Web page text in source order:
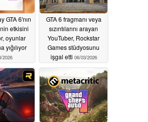
GTA 6'nın
etkisini
oyunlar
yığılıyor
2026
GTA 6 fragmanı veya
sızıntılarını arayan
YouTuber, Rockstar
Games stüdyosunu
işgal etti 06/03/2026